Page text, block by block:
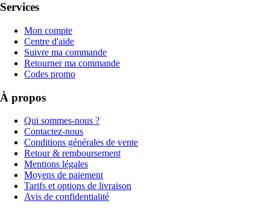
Services
Mon compte
Centre d'aide
Suivre ma commande
Retourner ma commande
Codes promo
À propos
Qui sommes-nous ?
Contactez-nous
Conditions générales de vente
Retour & remboursement
Mentions légales
Moyens de paiement
Tarifs et options de livraison
Avis de confidentialité